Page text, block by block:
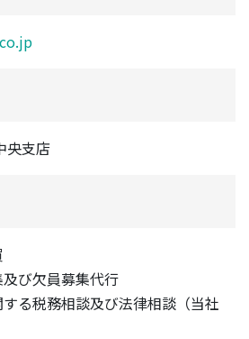
央支店
び欠員募集代行
する税務相談及び法律相談（当社